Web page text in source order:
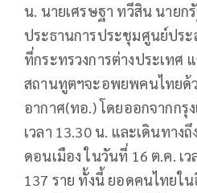
น. นายเศรษฐา ทวีสิน นายก
ประธานการประชุมศูนย์ปร
ที่กระทรวงการต่างประเทศ
สถานทูตฯจะอพยพคนไทยด้
อากาศ(ทอ.) โดยออกจากกรุ
เวลา 13.30 น. และเดินทาง
ดอนเมือง ในวันที่ 16 ต.ค. เ
137 ราย ทั้งนี้ ยอดคนไทยใ